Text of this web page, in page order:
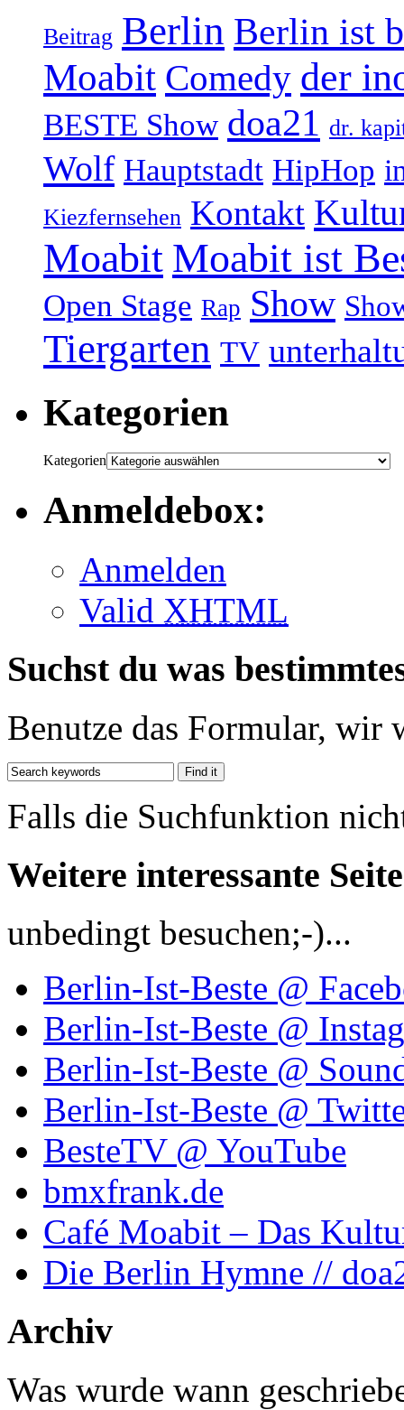
Beitrag Berlin Berlin ist
Moabit Comedy der
BESTE Show doa21 dr.
Wolf Hauptstadt HipHop
Kiezfernsehen Kontakt
Moabit Moabit ist
Open Stage Rap Show
Tiergarten TV
Kategorien
Kategorien
Anmeldebox:
Anmelden
Valid XHTML
Suchst du was
Benutze das Formular, wir
Falls die Suchfunktion
Weitere interessante
unbedingt besuchen;-)...
Berlin-Ist-Beste @
Berlin-Ist-Beste @
Berlin-Ist-Beste @
Berlin-Ist-Beste @
BesteTV @ YouTube
bmxfrank.de
Café Moabit – Das
Die Berlin Hymne //
Archiv
Was wurde wann